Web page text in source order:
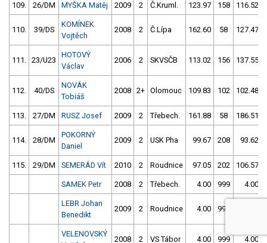
109. 26/DM MYŠKA Matěj 2009 2 Č.Kruml. 123.97 158 116.52
110. 39/DS
KOMÍNEK
Vojtěch
2008 2 Č.Lípa 162.60 58 127.47
111. 23/U23
HOTOVÝ
Václav
2006 2 SKVSČB 113.02 156 137.55
112. 40/DS
NOVÁK
Tobiáš
2008 2+ Olomouc 109.83 102 102.48
113. 27/DM RUSZ Josef 2009 2 Třebech. 161.88 58 186.51
114. 28/DM
POKORNÝ
Daniel
2009 2 USK Pha 99.67 208 93.62
115. 29/DM SEMERÁD Vít 2010 2 Roudnice 97.05 202 106.57
SAMEK Petr 2008 2 Třebech. 4.00 999 4.00
LEBR Johan
Benedikt
2009 2 Roudnice 4.00 999
VELENOVSKÝ
2008 2 VS Tábor 4.00 999 4.00